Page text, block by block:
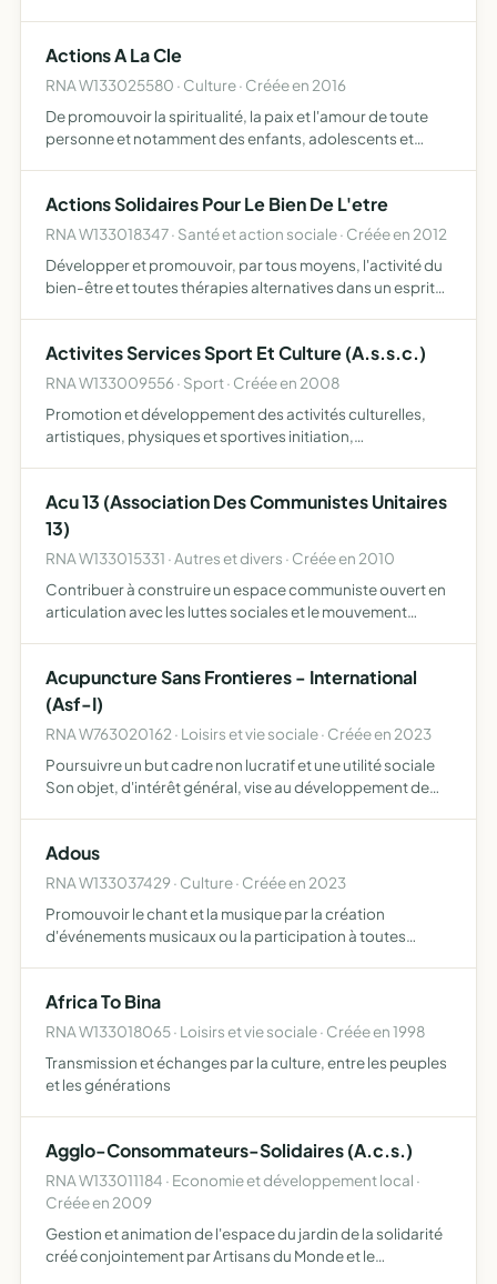
Actions A La Cle
RNA W133025580 · Culture · Créée en 2016
De promouvoir la spiritualité, la paix et l'amour de toute
personne et notamment des enfants, adolescents et
Actions Solidaires Pour Le Bien De L'etre
RNA W133018347 · Santé et action sociale · Créée en 2012
Développer et promouvoir, par tous moyens, l'activité du
bien-être et toutes thérapies alternatives dans un esprit
Activites Services Sport Et Culture (A.s.s.c.)
RNA W133009556 · Sport · Créée en 2008
Promotion et développement des activités culturelles,
artistiques, physiques et sportives initiation,
organisatio…
Acu 13 (Association Des Communistes Unitaires
13)
RNA W133015331 · Autres et divers · Créée en 2010
Contribuer à construire un espace communiste ouvert en
articulation avec les luttes sociales et le mouvement
Acupuncture Sans Frontieres - International
(Asf-I)
RNA W763020162 · Loisirs et vie sociale · Créée en 2023
Poursuivre un but cadre non lucratif et une utilité sociale
Son objet, d'intérêt général, vise au développement de
Adous
RNA W133037429 · Culture · Créée en 2023
Promouvoir le chant et la musique par la création
d'événements musicaux ou la participation à toutes
Africa To Bina
RNA W133018065 · Loisirs et vie sociale · Créée en 1998
Transmission et échanges par la culture, entre les peuples
et les générations
Agglo-Consommateurs-Solidaires (A.c.s.)
RNA W133011184 · Economie et développement local ·
Créée en 2009
Gestion et animation de l'espace du jardin de la solidarité
créé conjointement par Artisans du Monde et le